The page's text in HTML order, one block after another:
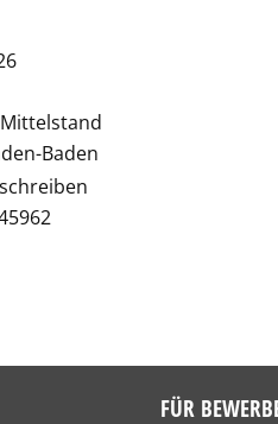
Baden
FÜR